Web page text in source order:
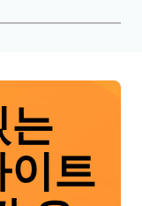
는
이트